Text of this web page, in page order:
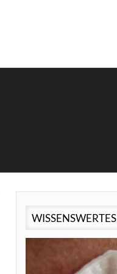
WISSENSWERTES